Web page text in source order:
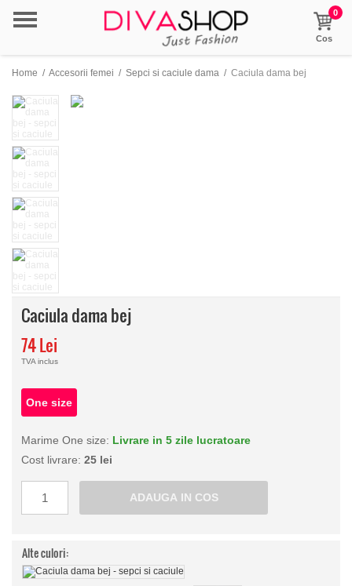
0
Cos
Home / Accesorii femei / Sepci si caciule dama / Caciula dama bej
Caciula dama bej
74 Lei
TVA inclus
One size
Marime One size: Livrare in 5 zile lucratoare
Cost livrare: 25 lei
Alte culori: